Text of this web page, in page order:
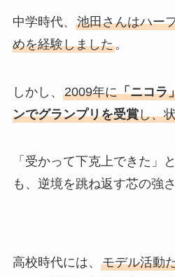
中学時代、 池田さんはハー
めを経験しました。
しかし、 2009年に「ニコラ
ンでグランプリを受賞し、
「受かって下克上できた」
も、逆境を跳ね返す芯の強
高校時代には、 モデル活動